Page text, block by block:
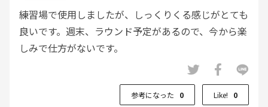
練習場で使用しましたが、しっくりくる感じがとても
良いです。週末、ラウンド予定があるので、今から楽
しみで仕方がないです。
参考になった 0 Like! 0